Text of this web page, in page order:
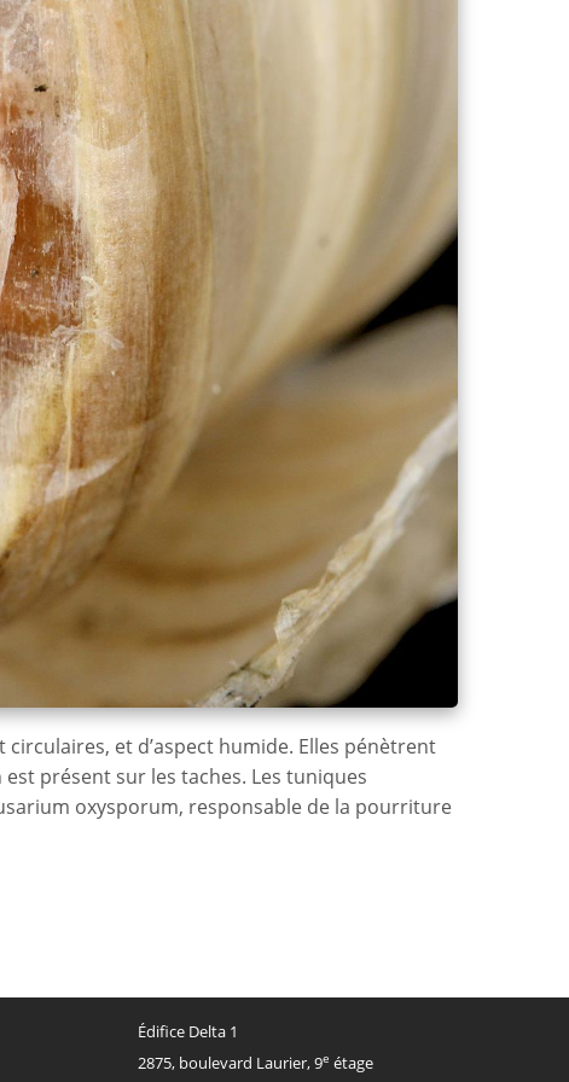
et d’aspect humide. Elles pénètrent
présent sur les taches. Les tuniques
oxysporum, responsable de la pourriture
Édifice Delta 1
2875, boulevard Laurier, 9e étage